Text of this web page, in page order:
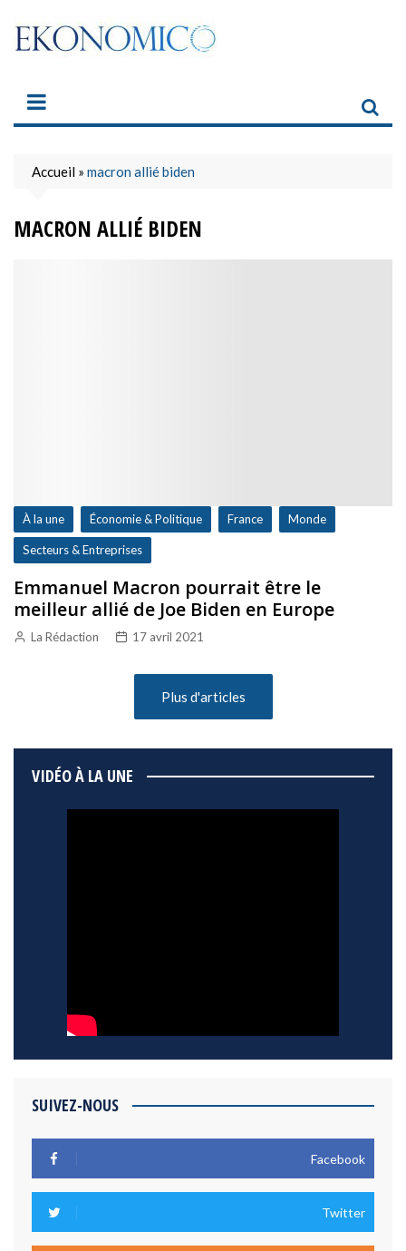
content
Accueil » macron allié biden
MACRON ALLIÉ BIDEN
À la une Économie & Politique France Monde
Secteurs & Entreprises
Emmanuel Macron pourrait être le
meilleur allié de Joe Biden en Europe
La Rédaction 17 avril 2021
Plus d'articles
VIDÉO À LA UNE
SUIVEZ-NOUS
Facebook
Twitter